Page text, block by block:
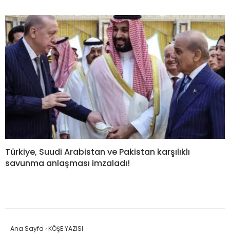
Türkiye, Suudi Arabistan ve Pakistan karşılıklı
savunma anlaşması imzaladı!
Ana Sayfa ›KÖŞE YAZISI